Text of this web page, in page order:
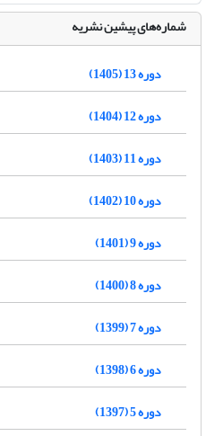
شماره‌های پیشین نشریه
دوره 13 (1405)
دوره 12 (1404)
دوره 11 (1403)
دوره 10 (1402)
دوره 9 (1401)
دوره 8 (1400)
دوره 7 (1399)
دوره 6 (1398)
دوره 5 (1397)